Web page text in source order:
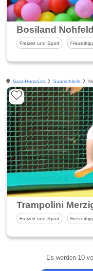
Bosiland
Freizeit und Sport
Saar-Hunsrück Saarschleife
Trampolini
Freizeit und Sport
Es werden 10